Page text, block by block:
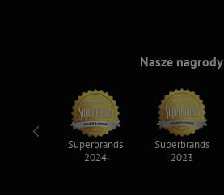
Nasze nagrody
Superbrands
2024
Superbrands
2023